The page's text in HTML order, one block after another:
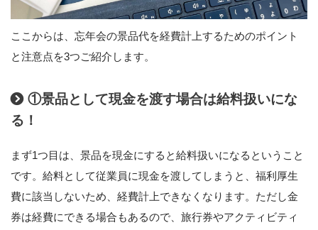
ここからは、忘年会の景品代を経費計上するためのポイント
と注意点を3つご紹介します。
①景品として現金を渡す場合は給料扱いにな
る！
まず1つ目は、景品を現金にすると給料扱いになるということ
です。給料として従業員に現金を渡してしまうと、福利厚生
費に該当しないため、経費計上できなくなります。ただし金
券は経費にできる場合もあるので、旅行券やアクティビティ